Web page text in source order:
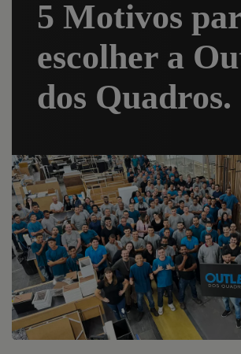
5 Motivos
escolher a
dos Quadros.